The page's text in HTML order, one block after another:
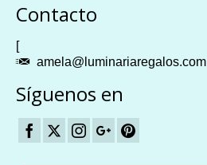
Contacto
[
amela@luminariaregalos.com
Síguenos en